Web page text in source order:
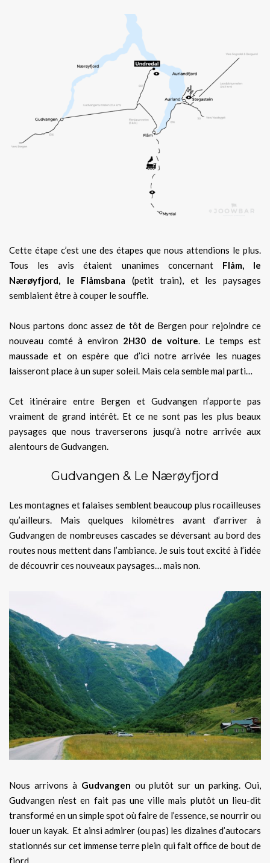
Cette étape c’est une des étapes que nous attendions le plus.
Tous les avis étaient unanimes concernant Flåm, le
Nærøyfjord, le Flåmsbana (petit train), et les paysages
semblaient être à couper le souffle.
Nous partons donc assez de tôt de Bergen pour rejoindre ce
nouveau comté à environ 2H30 de voiture. Le temps est
maussade et on espère que d’ici notre arrivée les nuages
laisseront place à un super soleil. Mais cela semble mal parti…
Cet itinéraire entre Bergen et Gudvangen n’apporte pas
vraiment de grand intérêt. Et ce ne sont pas les plus beaux
paysages que nous traverserons jusqu’à notre arrivée aux
alentours de Gudvangen.
Gudvangen & Le Nærøyfjord
Les montagnes et falaises semblent beaucoup plus rocailleuses
qu’ailleurs. Mais quelques kilomètres avant d’arriver à
Gudvangen de nombreuses cascades se déversant au bord des
routes nous mettent dans l’ambiance. Je suis tout excité à l’idée
de découvrir ces nouveaux paysages… mais non.
Nous arrivons à Gudvangen ou plutôt sur un parking. Oui,
Gudvangen n’est en fait pas une ville mais plutôt un lieu-dit
transformé en un simple spot où faire de l’essence, se nourrir ou
louer un kayak. Et ainsi admirer (ou pas) les dizaines d’autocars
stationnés sur cet immense terre plein qui fait office de bout de
fjord.